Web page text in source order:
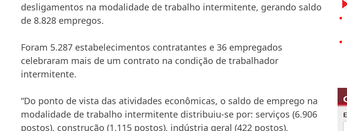
desligamentos na modalidade de trabalho intermitente, gerando saldo
de 8.828 empregos.
Foram 5.287 estabelecimentos contratantes e 36 empregados
celebraram mais de um contrato na condição de trabalhador
intermitente.
“Do ponto de vista das atividades econômicas, o saldo de emprego na
modalidade de trabalho intermitente distribuiu-se por: serviços (6.906
postos), construção (1.115 postos), indústria geral (422 postos),